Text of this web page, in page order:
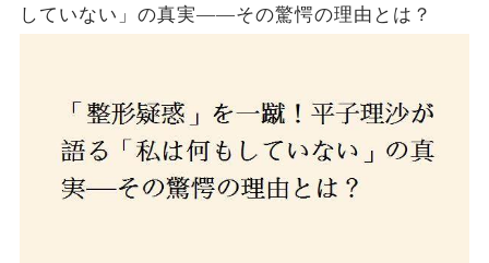
していない」の真実——その驚愕の理由とは？